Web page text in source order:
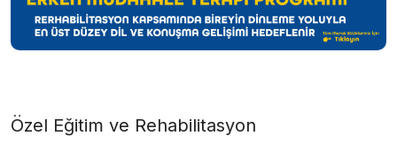
Özel Eğitim ve Rehabilitasyon